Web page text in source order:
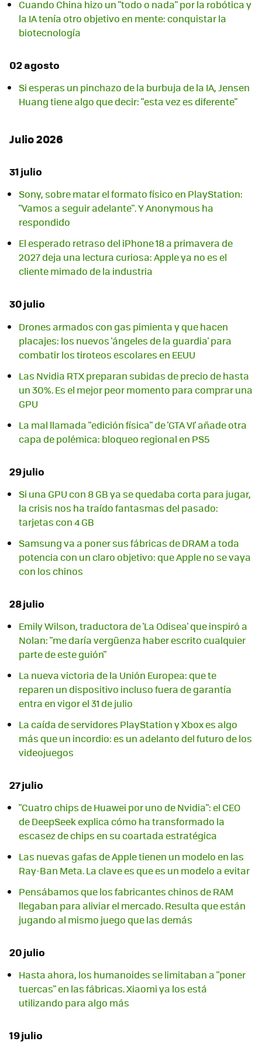
Cuando China hizo un "todo o nada" por la robótica y
la IA tenía otro objetivo en mente: conquistar la
biotecnología
02 agosto
Si esperas un pinchazo de la burbuja de la IA, Jensen
Huang tiene algo que decir: "esta vez es diferente"
Julio 2026
31 julio
Sony, sobre matar el formato físico en PlayStation:
"Vamos a seguir adelante". Y Anonymous ha
respondido
El esperado retraso del iPhone 18 a primavera de
2027 deja una lectura curiosa: Apple ya no es el
cliente mimado de la industria
30 julio
Drones armados con gas pimienta y que hacen
placajes: los nuevos 'ángeles de la guardia' para
combatir los tiroteos escolares en EEUU
Las Nvidia RTX preparan subidas de precio de hasta
un 30%. Es el mejor peor momento para comprar una
GPU
La mal llamada "edición física" de 'GTA VI' añade otra
capa de polémica: bloqueo regional en PS5
29 julio
Si una GPU con 8 GB ya se quedaba corta para jugar,
la crisis nos ha traído fantasmas del pasado:
tarjetas con 4 GB
Samsung va a poner sus fábricas de DRAM a toda
potencia con un claro objetivo: que Apple no se vaya
con los chinos
28 julio
Emily Wilson, traductora de 'La Odisea' que inspiró a
Nolan: "me daría vergüenza haber escrito cualquier
parte de este guión"
La nueva victoria de la Unión Europea: que te
reparen un dispositivo incluso fuera de garantía
entra en vigor el 31 de julio
La caída de servidores PlayStation y Xbox es algo
más que un incordio: es un adelanto del futuro de los
videojuegos
27 julio
"Cuatro chips de Huawei por uno de Nvidia": el CEO
de DeepSeek explica cómo ha transformado la
escasez de chips en su coartada estratégica
Las nuevas gafas de Apple tienen un modelo en las
Ray-Ban Meta. La clave es que es un modelo a evitar
Pensábamos que los fabricantes chinos de RAM
llegaban para aliviar el mercado. Resulta que están
jugando al mismo juego que las demás
20 julio
Hasta ahora, los humanoides se limitaban a "poner
tuercas" en las fábricas. Xiaomi ya los está
utilizando para algo más
19 julio